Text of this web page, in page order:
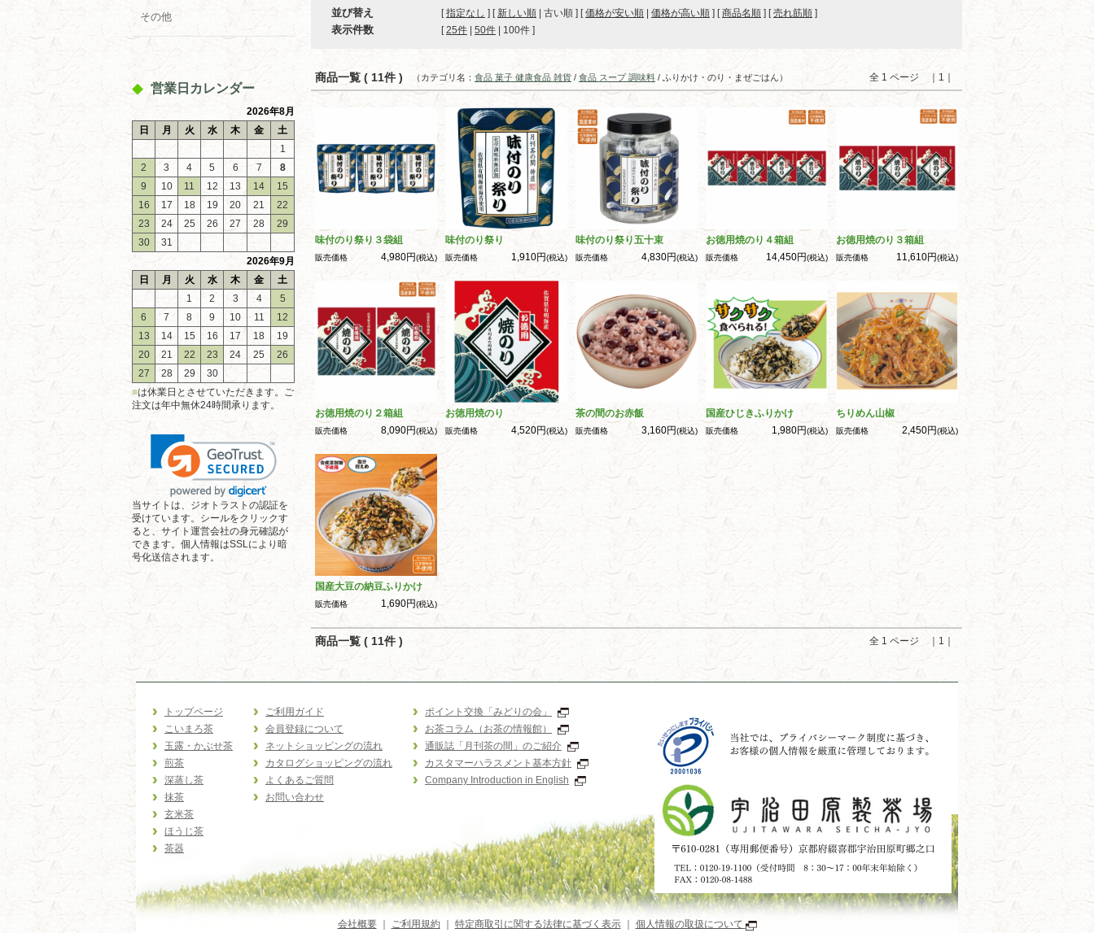
その他
営業日カレンダー
2026年8月
日
月 火 水 木 金
土
1
2
3 4 5 6 7
8
9
10 11 12 13 14
15
16
17 18 19 20 21
22
23
24 25 26 27 28
29
30
31
2026年9月
日
月 火 水 木 金
土
1
2 3 4
5
6
7 8 9 10 11
12
13
14 15 16 17 18
19
20
21 22 23 24 25
26
27
28 29
30
■は休業日とさせていただきます。ご
注文は年中無休24時間承ります。
当サイトは、ジオトラストの認証を
受けています。シールをクリックす
ると、サイト運営会社の身元確認が
できます。個人情報はSSLにより暗
号化送信されます。
並び替え [指定なし ] [ 新しい順 | 古い順 ] [価格が安い順 価格が高い順 ] [商品名順 ] [売れ筋順 ]
表示件数 [ 25件 50件 100件 ]
商品一覧 ( 11件 ) 全 1 ページ ｜1｜
（カテゴリ名： 食品 菓子 健康食品 雑貨 / 食品 スープ 調味料 / ふりかけ・のり・まぜごはん）
味付のり祭り３袋組
販売価格 4,980円(税込)
味付のり祭り
販売価格 1,910円(税込)
味付のり祭り五十束
販売価格 4,830円(税込)
お徳用焼のり４箱組
販売価格 14,450円(税込)
お徳用焼のり３箱組
販売価格 11,610円(税込)
お徳用焼のり２箱組
販売価格 8,090円(税込)
お徳用焼のり
販売価格 4,520円(税込)
茶の間のお赤飯
販売価格 3,160円(税込)
国産ひじきふりかけ
販売価格 1,980円(税込)
ちりめん山椒
販売価格 2,450円(税込)
国産大豆の納豆ふりかけ
販売価格 1,690円(税込)
商品一覧 ( 11件 ) 全 1 ページ ｜1｜
トップページ
こいまろ茶
玉露・かぶせ茶
煎茶
深蒸し茶
抹茶
玄米茶
ほうじ茶
茶器
ご利用ガイド
会員登録について
ネットショッピングの流れ
カタログショッピングの流れ
よくあるご質問
お問い合わせ
ポイント交換「みどりの会」
お茶コラム（お茶の情報館）
通販誌「月刊茶の間」のご紹介
カスタマーハラスメント基本方針
Company Introduction in English
会社概要｜ ご利用規約｜ 特定商取引に関する法律に基づく表示｜ 個人情報の取扱について